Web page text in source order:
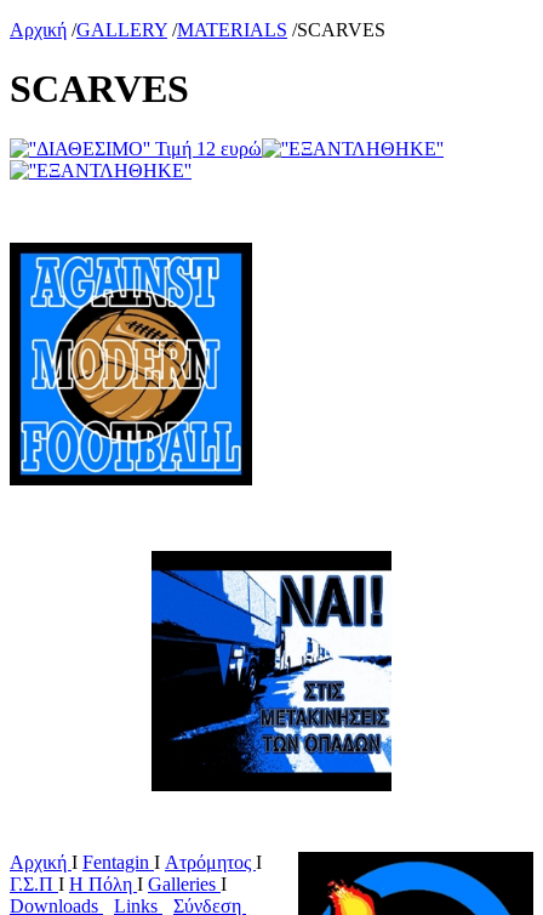
Αρχική /GALLERY /MATERIALS /SCARVES
SCARVES
Αρχική Ι Fentagin I Ατρόμητος Ι
Γ.Σ.Π Ι Η Πόλη Ι Galleries I
Downloads
Links Σύνδεση